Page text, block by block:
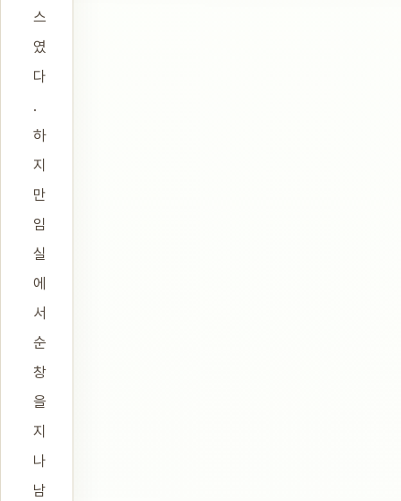
스
였
다
.
하
지
만
임
실
에
서
순
창
을
지
나
남